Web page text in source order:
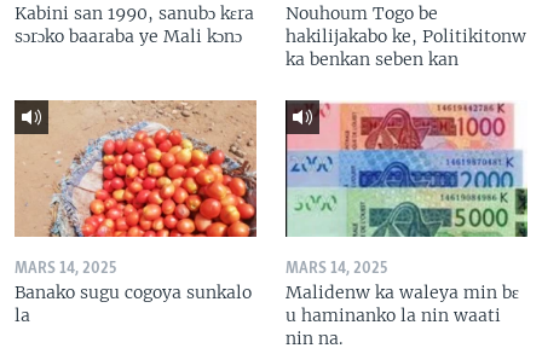
Kabini san 1990, sanubɔ kɛra
sɔrɔko baaraba ye Mali kɔnɔ
Nouhoum Togo be
hakilijakabo ke, Politikitonw
ka benkan seben kan
MARS 14, 2025
Banako sugu cogoya sunkalo
la
MARS 14, 2025
Malidenw ka waleya min bɛ
u haminanko la nin waati
nin na.